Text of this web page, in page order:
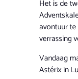
Het is de
avontuur
verrassing
Vandaag
Astérix in